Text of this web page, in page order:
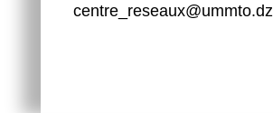
centre_reseaux@ummto.dz